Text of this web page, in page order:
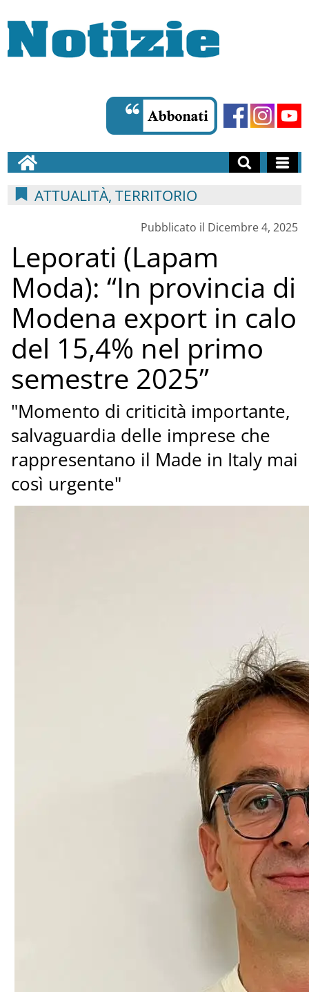
ATTUALITÀ, TERRITORIO
Pubblicato il Dicembre 4, 2025
Leporati (Lapam
Moda): “In provincia di
Modena export in calo
del 15,4% nel primo
semestre 2025”
"Momento di criticità importante,
salvaguardia delle imprese che
rappresentano il Made in Italy mai
così urgente"